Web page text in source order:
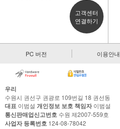
고객센터
연결하기
PC 버전 이용안내
우리
수원시 권선구 권광로 109번길 18 권선동
대표 이범설 개인정보 보호 책임자이범설
통신판매업신고번호 수원 제2007-559호
사업자 등록번호 124-08-78042